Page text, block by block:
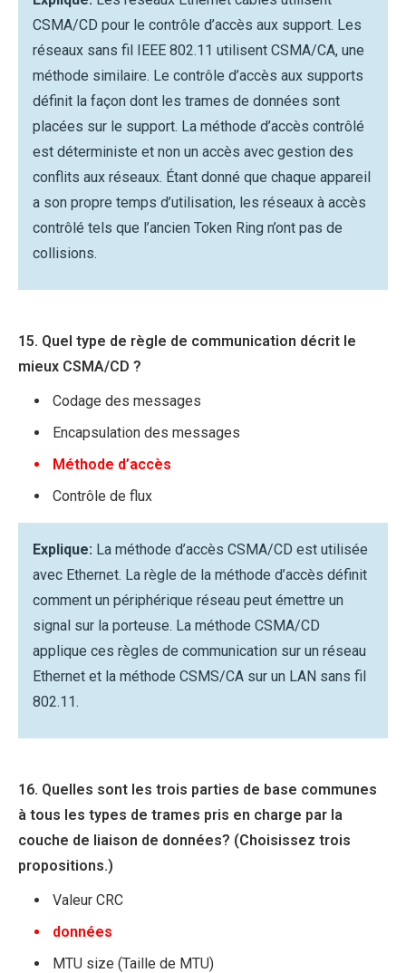
CSMA/CD pour le contrôle d’accès aux support. Les
réseaux sans fil IEEE 802.11 utilisent CSMA/CA, une
méthode similaire. Le contrôle d’accès aux supports
définit la façon dont les trames de données sont
placées sur le support. La méthode d’accès contrôlé
est déterministe et non un accès avec gestion des
conflits aux réseaux. Étant donné que chaque appareil
a son propre temps d’utilisation, les réseaux à accès
contrôlé tels que l’ancien Token Ring n’ont pas de
collisions.
15. Quel type de règle de communication décrit le
mieux CSMA/CD ?
Codage des messages
Encapsulation des messages
Méthode d’accès
Contrôle de flux
Explique: La méthode d’accès CSMA/CD est utilisée
avec Ethernet. La règle de la méthode d’accès définit
comment un périphérique réseau peut émettre un
signal sur la porteuse. La méthode CSMA/CD
applique ces règles de communication sur un réseau
Ethernet et la méthode CSMS/CA sur un LAN sans fil
802.11.
16. Quelles sont les trois parties de base communes
à tous les types de trames pris en charge par la
couche de liaison de données? (Choisissez trois
propositions.)
Valeur CRC
données
MTU size (Taille de MTU)